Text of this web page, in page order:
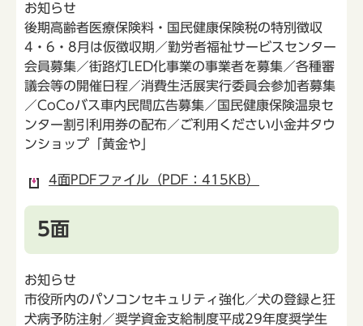
お知らせ
後期高齢者医療保険料・国民健康保険税の特別徴収
4・6・8月は仮徴収期／勤労者福祉サービスセンター
会員募集／街路灯LED化事業の事業者を募集／各種審
議会等の開催日程／消費生活展実行委員会参加者募集
／CoCoバス車内民間広告募集／国民健康保険温泉セ
ンター割引利用券の配布／ご利用ください小金井タウ
ンショップ「黄金や」
4面PDFファイル（PDF：415KB）
5面
お知らせ
市役所内のパソコンセキュリティ強化／犬の登録と狂
犬病予防注射／奨学資金支給制度平成29年度奨学生